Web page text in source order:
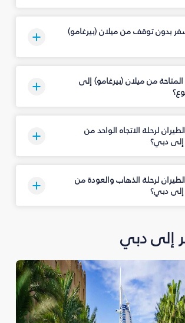
بدون توقف من ميلان (بيرغامو)
من ميلان (بيرغامو) إلى
لرحلة الاتجاه الواحد من
إلى دبي؟
لرحلة الذهاب والعودة من
إلى دبي؟
إلى دبي